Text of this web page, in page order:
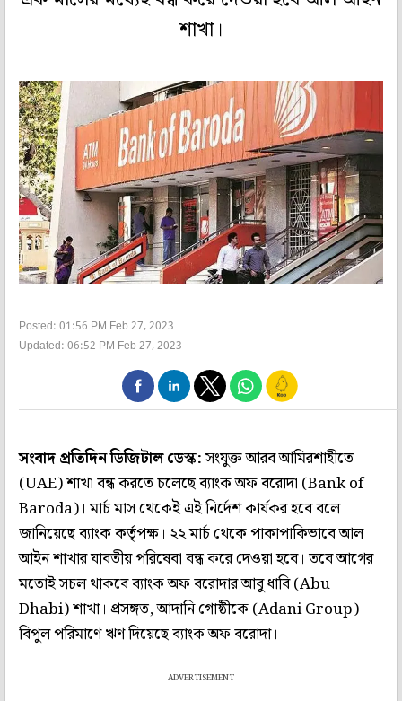
শাখা।
Posted: 01:56 PM Feb 27, 2023
Updated: 06:52 PM Feb 27, 2023
সংবাদ প্রতিদিন ডিজিটাল ডেস্ক:সংযুক্ত আরব আমিরশাহীতে
(UAE) শাখা বন্ধ করতে চলেছে ব্যাংক অফ বরোদা (Bank of
Baroda)। মার্চ মাস থেকেই এই নির্দেশ কার্যকর হবে বলে
জানিয়েছে ব্যাংক কর্তৃপক্ষ। ২২ মার্চ থেকে পাকাপাকিভাবে আল
আইন শাখার যাবতীয় পরিষেবা বন্ধ করে দেওয়া হবে। তবে আগের
মতোই সচল থাকবে ব্যাংক অফ বরোদার আবু ধাবি (Abu
Dhabi) শাখা। প্রসঙ্গত, আদানি গোষ্ঠীকে (Adani Group)
বিপুল পরিমাণে ঋণ দিয়েছে ব্যাংক অফ বরোদা।
ADVERTISEMENT